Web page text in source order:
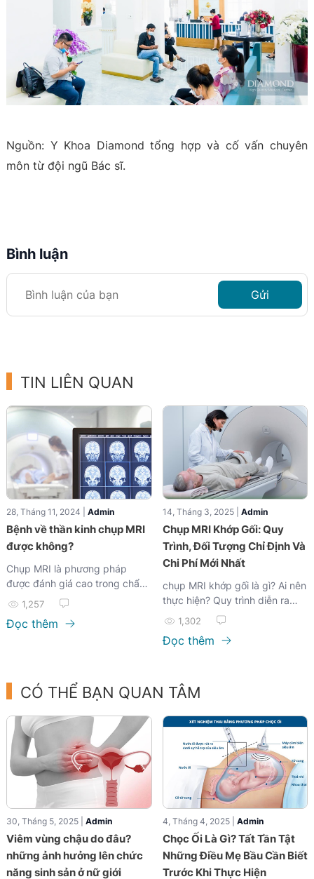
Nguồn: Y Khoa Diamond tổng hợp và cố vấn chuyên
môn từ đội ngũ Bác sĩ.
Bình luận
Gửi
TIN LIÊN QUAN
28, Tháng 11, 2024 | Admin
Bệnh về thần kinh chụp MRI
được không?
Chụp MRI là phương pháp
được đánh giá cao trong chẩn
đoán các bệnh thần kinh, bởi
khả năng...
1,257
Đọc thêm
14, Tháng 3, 2025 | Admin
Chụp MRI Khớp Gối: Quy
Trình, Đối Tượng Chỉ Định Và
Chi Phí Mới Nhất
chụp MRI khớp gối là gì? Ai nên
thực hiện? Quy trình diễn ra
như thế nào và chi phí bao
nhiêu? Hãy cùng tìm hiểu chi
tiết trong bài viết dưới đây!
1,302
Đọc thêm
CÓ THỂ BẠN QUAN TÂM
30, Tháng 5, 2025 | Admin
Viêm vùng chậu do đâu?
những ảnh hưởng lên chức
năng sinh sản ở nữ giới
4, Tháng 4, 2025 | Admin
Chọc Ối Là Gì? Tất Tần Tật
Những Điều Mẹ Bầu Cần Biết
Trước Khi Thực Hiện